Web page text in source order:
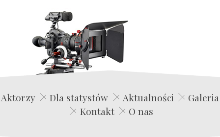
Edwin Film Agencja Aktorska
Aktorzy Dla statystów Aktualności
Galeria
Kontakt
O nas